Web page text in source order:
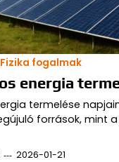
Fizika fogalmak
energia
termelése
források, mint
2026-01-21